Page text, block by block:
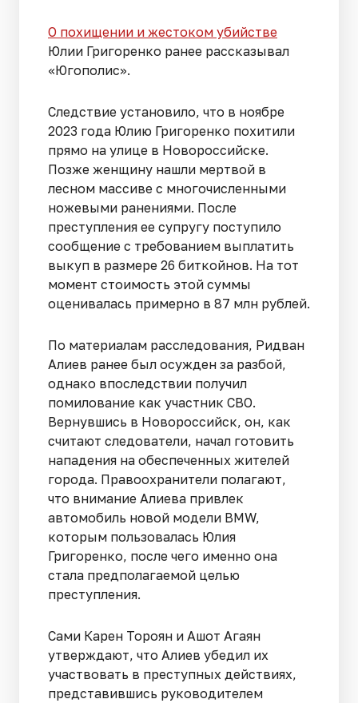
О похищении и жестоком убийстве
Юлии Григоренко ранее рассказывал
«Югополис».
Следствие установило, что в ноябре
2023 года Юлию Григоренко похитили
прямо на улице в Новороссийске.
Позже женщину нашли мертвой в
лесном массиве с многочисленными
ножевыми ранениями. После
преступления ее супругу поступило
сообщение с требованием выплатить
выкуп в размере 26 биткойнов. На тот
момент стоимость этой суммы
оценивалась примерно в 87 млн рублей.
По материалам расследования, Ридван
Алиев ранее был осужден за разбой,
однако впоследствии получил
помилование как участник СВО.
Вернувшись в Новороссийск, он, как
считают следователи, начал готовить
нападения на обеспеченных жителей
города. Правоохранители полагают,
что внимание Алиева привлек
автомобиль новой модели BMW,
которым пользовалась Юлия
Григоренко, после чего именно она
стала предполагаемой целью
преступления.
Сами Карен Тороян и Ашот Агаян
утверждают, что Алиев убедил их
участвовать в преступных действиях,
представившись руководителем